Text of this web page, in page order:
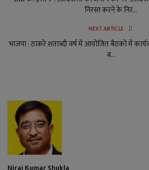
निरस्त करने के निर...
NEXT ARTICLE
भाजपा : ठाकरे शताब्दी वर्ष में आयोजित बैठकों में
ब...